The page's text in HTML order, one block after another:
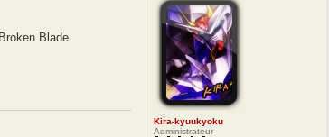
Blade.
Kira-kyuukyoku
Administrateur